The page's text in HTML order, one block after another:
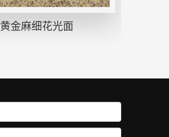
黄金麻细花光面